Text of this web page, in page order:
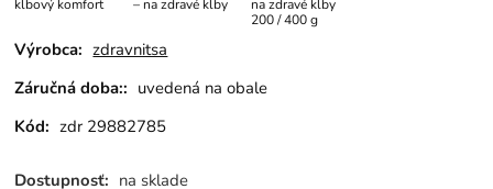
kĺbový komfort
– na zdravé kĺby
na zdravé kĺby
200 / 400 g
Výrobca: zdravnitsa
Záručná doba:: uvedená na obale
Kód: zdr 29882785
Dostupnosť: na sklade